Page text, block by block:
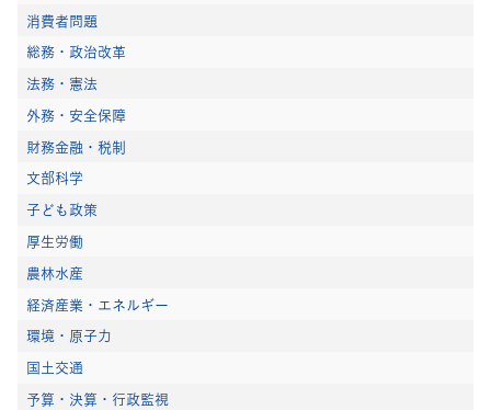
消費者問題
総務・政治改革
法務・憲法
外務・安全保障
財務金融・税制
文部科学
子ども政策
厚生労働
農林水産
経済産業・エネルギー
環境・原子力
国土交通
予算・決算・行政監視